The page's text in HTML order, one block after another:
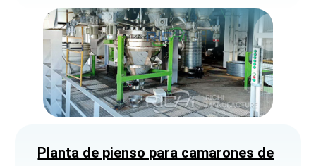
Planta de pienso para camarones de